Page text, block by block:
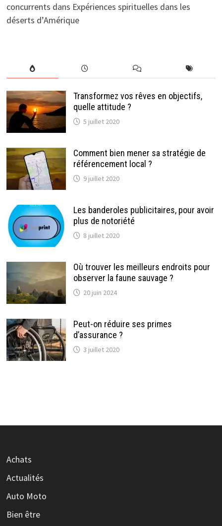
concurrents dans Expériences spirituelles dans les
déserts d’Amérique
Transformez vos rêves en objectifs,
quelle attitude ?
5 juillet 2020
Comment bien mener sa stratégie de
référencement local ?
9 juillet 2020
Les banderoles publicitaires, pour avoir
plus de notoriété
8 juillet 2020
Où trouver les meilleurs endroits pour
observer la faune sauvage ?
20 juin 2024
Peut-on réduire ses primes
d’assurance ?
3 juillet 2020
Achats
Actualités
Auto Moto
Bien être